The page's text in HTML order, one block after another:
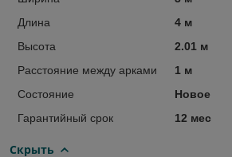
Длина
4 м
Высота
2.01 м
Расстояние между арками
1 м
Состояние
Новое
Гарантийный срок
12 мес
Скрыть